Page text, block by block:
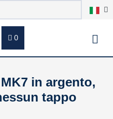
0
in argento,
tappo